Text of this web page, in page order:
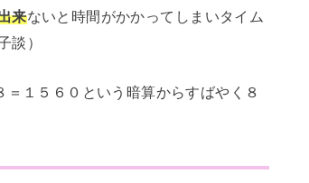
来ないと時間がかかってしまいタイム
談）
１５６０という暗算からすばやく８